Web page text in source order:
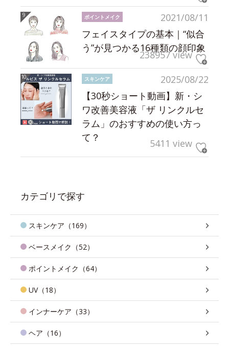
2021/08/11
ポイントメイク
フェイスタイプの基本｜“似合
う”が見つかる16種類の顔印象
238957 view
2025/08/22
スキンケア
【30秒ショート動画】新・シ
ワ改善美容液「ザ リンクルセ
ラム」のおすすめの使い方っ
て？
5411 view
カテゴリで探す
スキンケア（169）
ベースメイク（52）
ポイントメイク（64）
UV（18）
インナーケア（33）
ヘア（16）